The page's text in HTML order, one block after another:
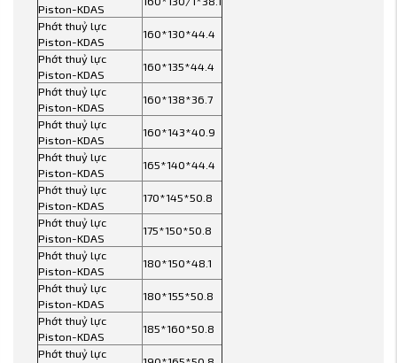
Piston-KDAS
Phớt thuỷ lực
Piston-KDAS
160*130*44.4
Phớt thuỷ lực
Piston-KDAS
160*135*44.4
Phớt thuỷ lực
Piston-KDAS
160*138*36.7
Phớt thuỷ lực
Piston-KDAS
160*143*40.9
Phớt thuỷ lực
Piston-KDAS
165*140*44.4
Phớt thuỷ lực
Piston-KDAS
170*145*50.8
Phớt thuỷ lực
Piston-KDAS
175*150*50.8
Phớt thuỷ lực
Piston-KDAS
180*150*48.1
Phớt thuỷ lực
Piston-KDAS
180*155*50.8
Phớt thuỷ lực
Piston-KDAS
185*160*50.8
Phớt thuỷ lực